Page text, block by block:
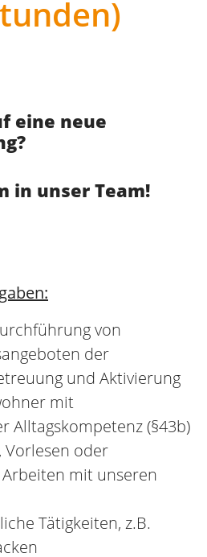
mit
Alltagskompetenz (§43b)
Tätigkeiten, z.B.
musikalisches
Heimalltag
Pflege- und
der erbrachten
an Dienst- und
§43b SGB XI,
in der Alten- oder